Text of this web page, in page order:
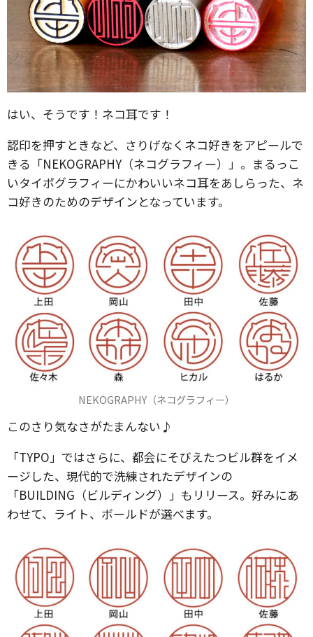
はい、そうです！ネコ耳です！
認印を押すときなど、さりげなくネコ好きをアピールで
きる「NEKOGRAPHY（ネコグラフィー）」。まるっこ
いタイポグラフィーにかわいいネコ耳をあしらった、ネ
コ好きのためのデザインとなっています。
NEKOGRAPHY（ネコグラフィー）
このさり気なさがたまんない♪
「TYPO」ではさらに、都会にそびえたつビル群をイメ
ージした、現代的で洗練されたデザインの
「BUILDING（ビルディング）」もリリース。好みにあ
わせて、ライト、ボールドが選べます。